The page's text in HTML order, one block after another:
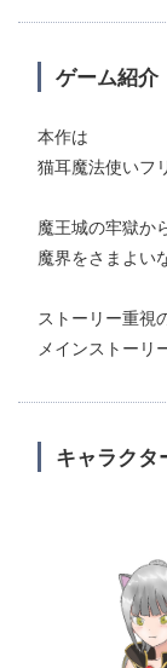
ゲーム紹介
本作は
猫耳魔法使いフ
魔王城の牢獄か
魔界をさまよい
ストーリー重視
メインストーリ
キャラクタ